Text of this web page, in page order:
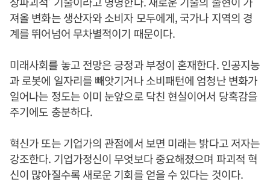
져올 변화는 생산자와 소비자 모두에게, 국가나 지역의 경
계를 뛰어넘어 무차별적이기 때문이다.
미래사회를 놓고 전망은 긍정과 부정이 혼재한다. 인공지능
과 로봇에 일자리를 빼앗기거나 소비패턴에 엄청난 변화가
일어나는 정도는 이미 눈앞으로 닥친 현실이어서 당혹감을
주기에도 충분하다.
혁신가 또는 기업가의 관점에서 보면 미래는 밝다고 저자는
강조한다. 기업가정신이 무엇보다 중요해졌으며 파괴적 혁
신이 많아질수록 새로운 기회를 얻을 수 있다는 것이다.